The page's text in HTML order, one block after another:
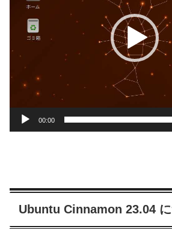
ー
00:00
Ubuntu Cinnamon 23.04